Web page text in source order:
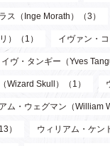
ス（Inge Morath）（3）
）（1） イヴァン・
イヴ・タンギー（Yves
Wizard Skull）（1）
ム・ウェグマン（William
） ウィリアム・ケン